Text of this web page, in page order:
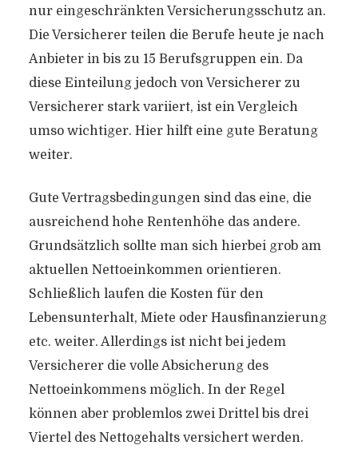
nur eingeschränkten Versicherungsschutz an.
Die Versicherer teilen die Berufe heute je nach
Anbieter in bis zu 15 Berufsgruppen ein. Da
diese Einteilung jedoch von Versicherer zu
Versicherer stark variiert, ist ein Vergleich
umso wichtiger. Hier hilft eine gute Beratung
weiter.
Gute Vertragsbedingungen sind das eine, die
ausreichend hohe Rentenhöhe das andere.
Grundsätzlich sollte man sich hierbei grob am
aktuellen Nettoeinkommen orientieren.
Schließlich laufen die Kosten für den
Lebensunterhalt, Miete oder Hausfinanzierung
etc. weiter. Allerdings ist nicht bei jedem
Versicherer die volle Absicherung des
Nettoeinkommens möglich. In der Regel
können aber problemlos zwei Drittel bis drei
Viertel des Nettogehalts versichert werden.